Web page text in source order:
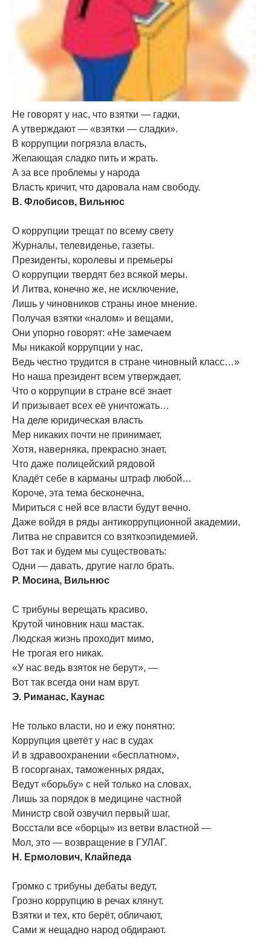
Не говорят у нас, что взятки — гадки,
А утверждают — «взятки — сладки».
В коррупции погрязла власть,
Желающая сладко пить и жрать.
А за все проблемы у народа
Власть кричит, что даровала нам свободу.
В. Флобисов, Вильнюс
О коррупции трещат по всему свету
Журналы, телевиденье, газеты.
Президенты, королевы и премьеры
О коррупции твердят без всякой меры.
И Литва, конечно же, не исключение,
Лишь у чиновников страны иное мнение.
Получая взятки «налом» и вещами,
Они упорно говорят: «Не замечаем
Мы никакой коррупции у нас,
Ведь честно трудится в стране чиновный класс…»
Но наша президент всем утверждает,
Что о коррупции в стране всё знает
И призывает всех её уничтожать…
На деле юридическая власть
Мер никаких почти не принимает,
Хотя, наверняка, прекрасно знает,
Что даже полицейский рядовой
Кладёт себе в карманы штраф любой…
Короче, эта тема бесконечна,
Мириться с ней все власти будут вечно.
Даже войдя в ряды антикоррупционной академии,
Литва не справится со взяткоэпидемией.
Вот так и будем мы существовать:
Одни — давать, другие нагло брать.
Р. Мосина, Вильнюс
С трибуны верещать красиво,
Крутой чиновник наш мастак.
Людская жизнь проходит мимо,
Не трогая его никак.
«У нас ведь взяток не берут», —
Вот так всегда они нам врут.
Э. Риманас, Каунас
Не только власти, но и ежу понятно:
Коррупция цветёт у нас в судах
И в здравоохранении «бесплатном»,
В госорганах, таможенных рядах,
Ведут «борьбу» с ней только на словах,
Лишь за порядок в медицине частной
Министр свой озвучил первый шаг,
Восстали все «борцы» из ветви властной —
Мол, это — возвращение в ГУЛАГ.
Н. Ермолович, Клайпеда
Громко с трибуны дебаты ведут,
Грозно коррупцию в речах клянут.
Взятки и тех, кто берёт, обличают,
Сами ж нещадно народ обдирают.